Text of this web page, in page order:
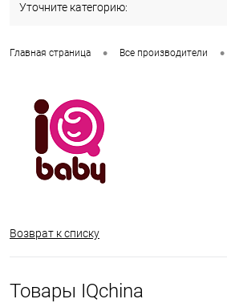
Уточните категорию:
Главная страница • Все производители •
Возврат к списку
Товары IQchina